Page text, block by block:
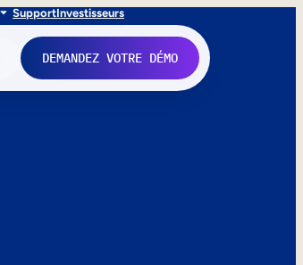
SupportInvestisseurs
DEMANDEZ VOTRE DÉMO